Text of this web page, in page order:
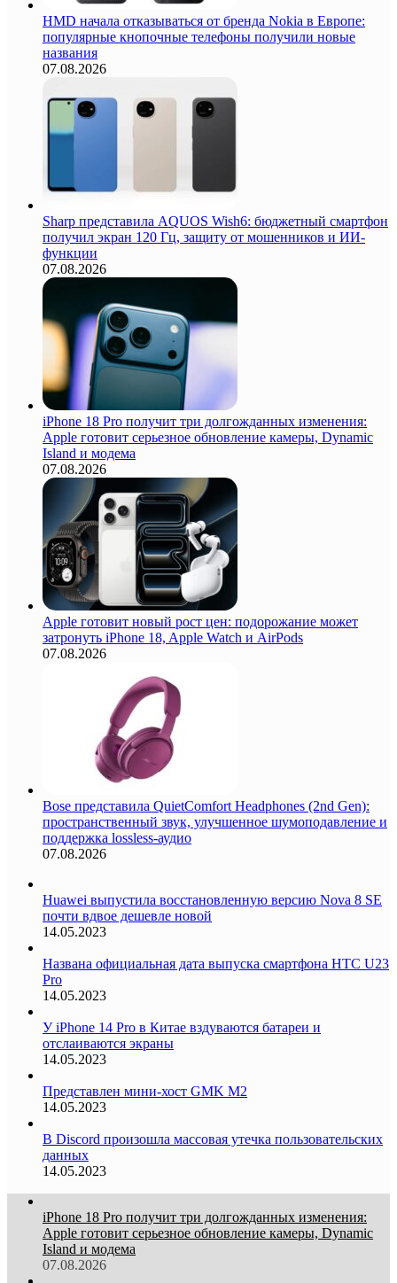
HMD начала отказываться от бренда Nokia в Европе:
популярные кнопочные телефоны получили новые
названия
07.08.2026
Sharp представила AQUOS Wish6: бюджетный смартфон
получил экран 120 Гц, защиту от мошенников и ИИ-
функции
07.08.2026
iPhone 18 Pro получит три долгожданных изменения:
Apple готовит серьезное обновление камеры, Dynamic
Island и модема
07.08.2026
Apple готовит новый рост цен: подорожание может
затронуть iPhone 18, Apple Watch и AirPods
07.08.2026
Bose представила QuietComfort Headphones (2nd Gen):
пространственный звук, улучшенное шумоподавление и
поддержка lossless-аудио
07.08.2026
Huawei выпустила восстановленную версию Nova 8 SE
почти вдвое дешевле новой
14.05.2023
Названа официальная дата выпуска смартфона HTC U23
Pro
14.05.2023
У iPhone 14 Pro в Китае вздуваются батареи и
отслаиваются экраны
14.05.2023
Представлен мини-хост GMK M2
14.05.2023
В Discord произошла массовая утечка пользовательских
данных
14.05.2023
iPhone 18 Pro получит три долгожданных изменения:
Apple готовит серьезное обновление камеры, Dynamic
Island и модема
07.08.2026